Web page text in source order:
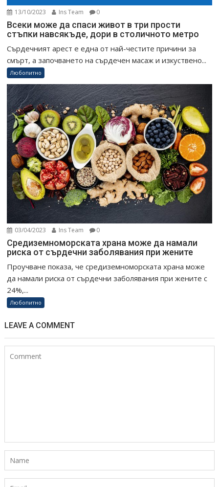
13/10/2023 Ins Team 0
Всеки може да спаси живот в три прости
стъпки навсякъде, дори в столичното метро
Сърдечният арест е една от най-честите причини за
смърт, а започването на сърдечен масаж и изкуствено...
Любопитно
03/04/2023 Ins Team 0
Средиземноморската храна може да намали
риска от сърдечни заболявания при жените
Проучване показа, че средиземноморската храна може
да намали риска от сърдечни заболявания при жените с
24%,...
Любопитно
LEAVE A COMMENT